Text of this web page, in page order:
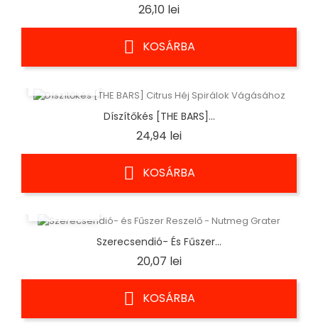
26,10 leiÁr
KOSÁRBA
Díszítőkés [THE BARS]...
24,94 leiÁr
KOSÁRBA
Szerecsendió- És Fűszer...
20,07 leiÁr
KOSÁRBA